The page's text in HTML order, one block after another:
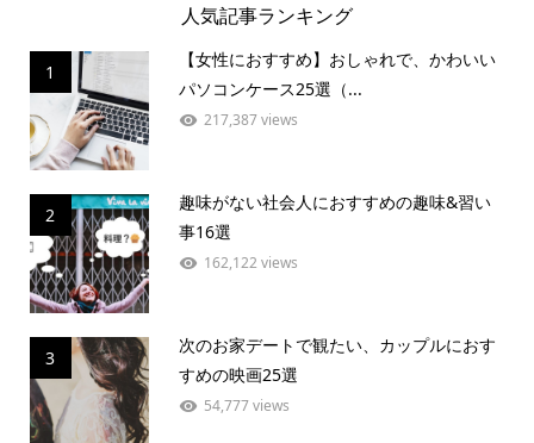
人気記事ランキング
1
【女性におすすめ】おしゃれで、かわいい
パソコンケース25選（...
217,387 views
2
趣味がない社会人におすすめの趣味&習い
事16選
162,122 views
3
次のお家デートで観たい、カップルにおす
すめの映画25選
54,777 views